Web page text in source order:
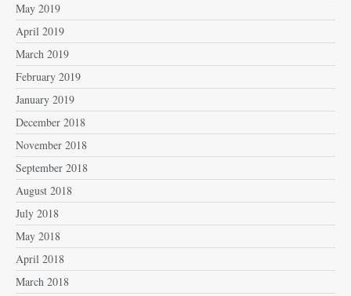
May 2019
April 2019
March 2019
February 2019
January 2019
December 2018
November 2018
September 2018
August 2018
July 2018
May 2018
April 2018
March 2018